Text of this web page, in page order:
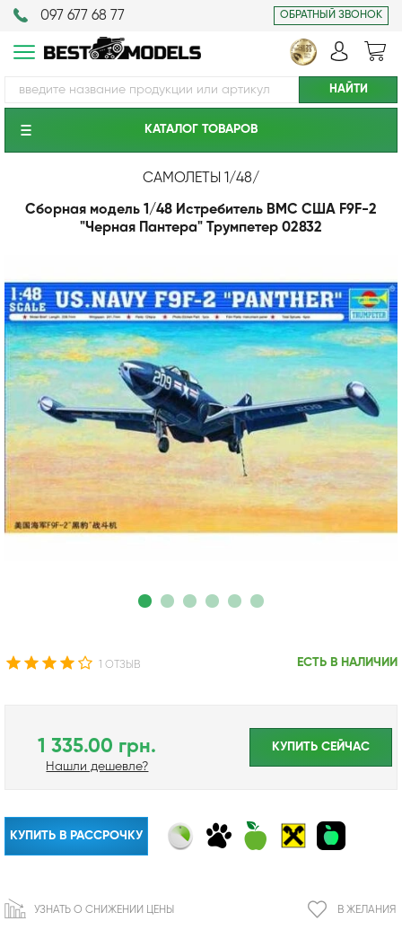
097 677 68 77 ОБРАТНЫЙ ЗВОНОК
КАТАЛОГ ТОВАРОВ
САМОЛЕТЫ 1/48/
Сборная модель 1/48 Истребитель ВМС США F9F-2
"Черная Пантера" Трумпетер 02832
1 ОТЗЫВ ЕСТЬ В НАЛИЧИИ
1 335.00 грн.
Нашли дешевле?
КУПИТЬ CЕЙЧАС
КУПИТЬ В РАССРОЧКУ
В ЖЕЛАНИЯ
УЗНАТЬ О СНИЖЕНИИ ЦЕНЫ